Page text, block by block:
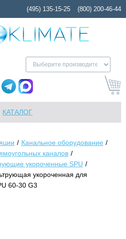
(495) 135-15-25 (800) 200-46-44
КАТАЛОГ
Канальное оборудование
каналов
укороченные SPU
укороченная для
60-30 G3